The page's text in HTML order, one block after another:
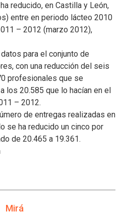
reducido, en Castilla y León,
entre en periodo lácteo 2010
– 2012 (marzo 2012),
para el conjunto de
con una reducción del seis
profesionales que se
los 20.585 que lo hacían en el
– 2012.
de entregas realizadas en
se ha reducido un cinco por
de 20.465 a 19.361.
Mirá